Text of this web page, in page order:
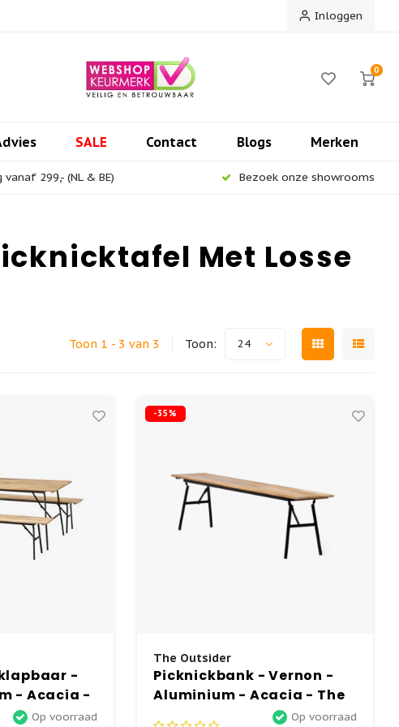
Inloggen
0
SALE Contact Blogs Merken
299,- (NL & BE) Bezoek onze showrooms
Met Losse
Toon 1 - 3 van 3 Toon: 24
-
- Acacia -
Op voorraad
-35%
The Outsider
Picknickbank - Vernon -
Aluminium - Acacia - The
Op voorraad